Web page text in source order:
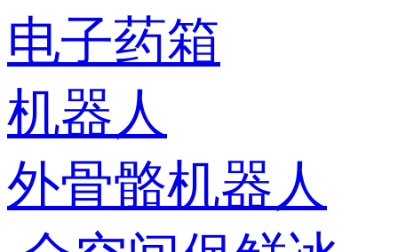
电子药箱
机器人
外骨骼机器人